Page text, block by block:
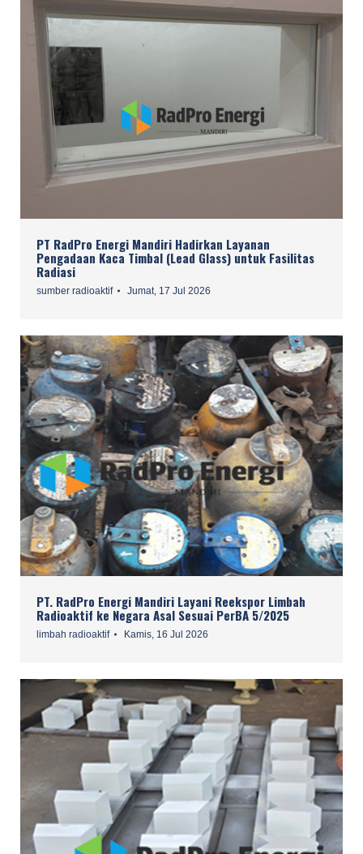
PT RadPro Energi Mandiri Hadirkan Layanan
Pengadaan Kaca Timbal (Lead Glass) untuk Fasilitas
Radiasi
sumber radioaktif Jumat, 17 Jul 2026
PT. RadPro Energi Mandiri Layani Reekspor Limbah
Radioaktif ke Negara Asal Sesuai PerBA 5/2025
limbah radioaktif Kamis, 16 Jul 2026